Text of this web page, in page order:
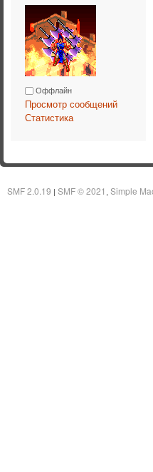
Оффлайн
Просмотр сообщений
Статистика
SMF 2.0.19 | SMF © 2021 Simple